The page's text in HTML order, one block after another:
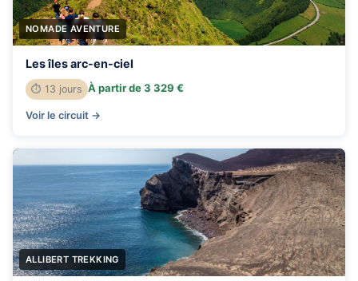
NOMADE AVENTURE
Les îles arc-en-ciel
⏱ 13 jours À partir de 3 329 €
Voir le circuit →
ALLIBERT TREKKING